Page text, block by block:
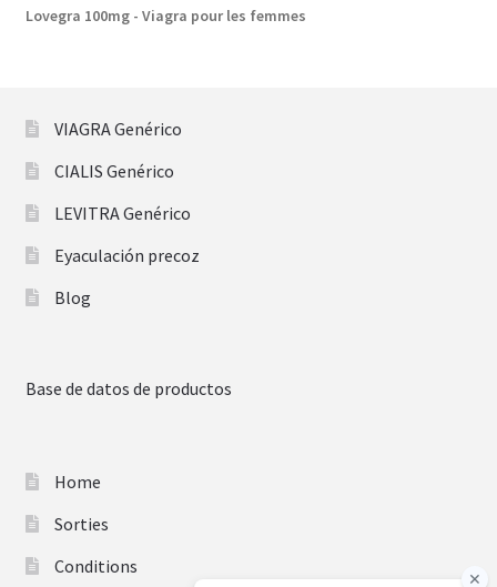
Lovegra 100mg - Viagra pour les femmes
VIAGRA Genérico
CIALIS Genérico
LEVITRA Genérico
Eyaculación precoz
Blog
Base de datos de productos
Home
Sorties
Conditions